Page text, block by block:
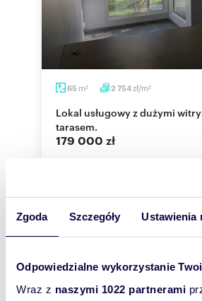
Zgoda Szczegóły Ustawienia
Odpowiedzialne wykorzystanie
Wraz z naszymi 1022 partnerami
65 m2 2 754zł/m2
Lokal usługowy z dużymi witrynami i
tarasem.
179 000 zł
Warszawska, Olsztyn Lokal z
świetnej lokalizacji - tuż obok Poczty